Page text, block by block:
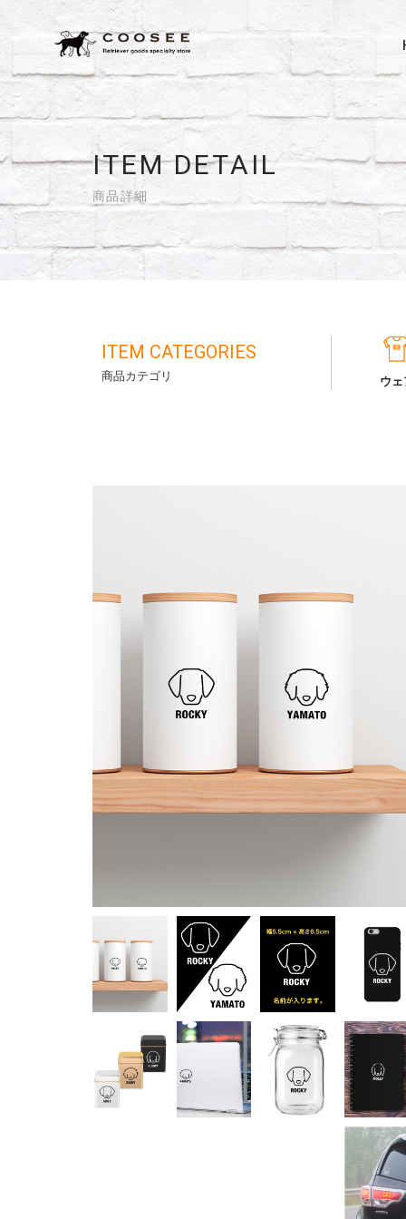
ITEM DETAIL
商品詳細
ITEM CATEGORIES
商品カテゴリ ウェ